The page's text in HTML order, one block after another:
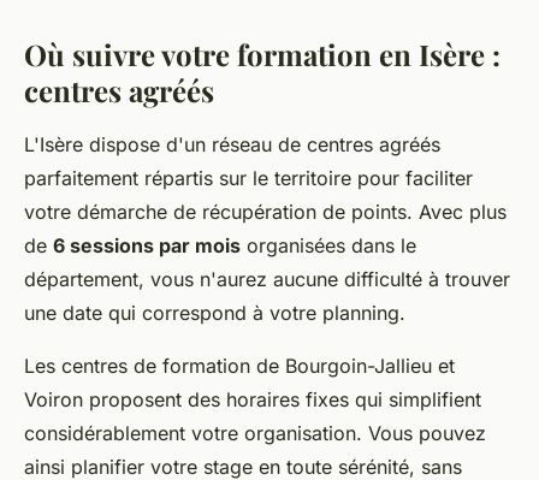
Où suivre votre formation en Isère :
centres agréés
L'Isère dispose d'un réseau de centres agréés
parfaitement répartis sur le territoire pour faciliter
votre démarche de récupération de points. Avec plus
de 6 sessions par mois organisées dans le
département, vous n'aurez aucune difficulté à trouver
une date qui correspond à votre planning.
Les centres de formation de Bourgoin-Jallieu et
Voiron proposent des horaires fixes qui simplifient
considérablement votre organisation. Vous pouvez
ainsi planifier votre stage en toute sérénité, sans